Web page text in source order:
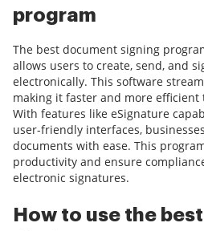
program
The best document signing
allows users to create, send, and
electronically. This software
making it faster and more
With features like eSignature
user-friendly interfaces,
documents with ease. This
productivity and ensure
electronic signatures.
How to use the